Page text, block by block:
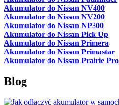
Akumulator do Nissan NV400
Akumulator do Nissan NV200
Akumulator do Nissan NP300
Akumulator do Nissan Pick Up
Akumulator do Nissan Primera
Akumulator do Nissan Primastar
Akumulator do Nissan Prairie Pro
Blog